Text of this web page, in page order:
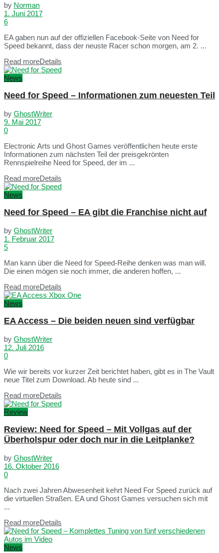
by Norman
1. Juni 2017
6
EA gaben nun auf der offiziellen Facebook-Seite von Need for
Speed bekannt, dass der neuste Racer schon morgen, am 2. ...
Read moreDetails
News
Need for Speed – Informationen zum neuesten Teil
by GhostWriter
9. Mai 2017
0
Electronic Arts und Ghost Games veröffentlichen heute erste
Informationen zum nächsten Teil der preisgekrönten
Rennspielreihe Need for Speed, der im ...
Read moreDetails
News
Need for Speed – EA gibt die Franchise nicht auf
by GhostWriter
1. Februar 2017
5
Man kann über die Need for Speed-Reihe denken was man will.
Die einen mögen sie noch immer, die anderen hoffen, ...
Read moreDetails
News
EA Access – Die beiden neuen sind verfügbar
by GhostWriter
12. Juli 2016
0
Wie wir bereits vor kurzer Zeit berichtet haben, gibt es in The Vault
neue Titel zum Download. Ab heute sind ...
Read moreDetails
Review
Review: Need for Speed – Mit Vollgas auf der
Überholspur oder doch nur in die Leitplanke?
by GhostWriter
16. Oktober 2016
0
Nach zwei Jahren Abwesenheit kehrt Need For Speed zurück auf
die virtuellen Straßen. EA und Ghost Games versuchen sich mit
...
Read moreDetails
News